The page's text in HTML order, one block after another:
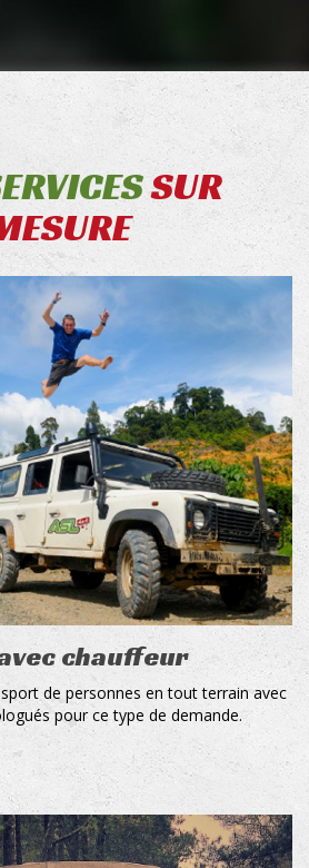
SUR
chauffeur
de personnes en tout terrain avec
pour ce type de demande.